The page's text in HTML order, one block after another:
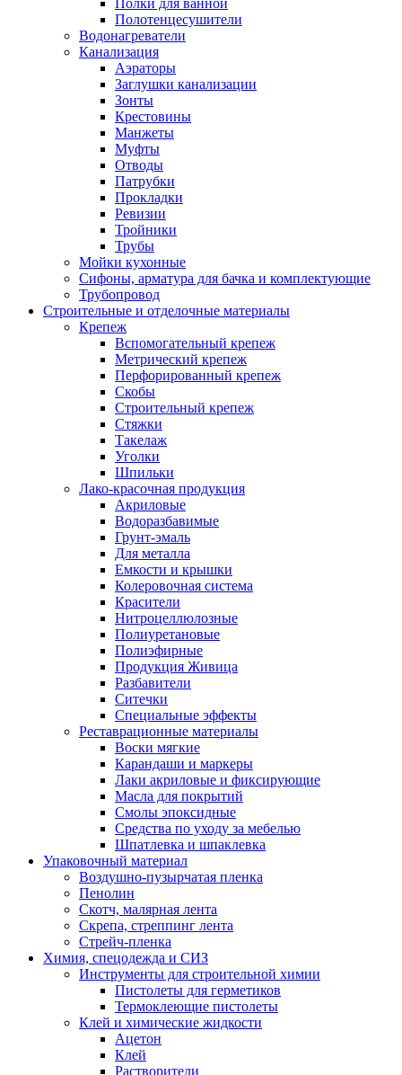
Полки для ванной
Полотенцесушители
Водонагреватели
Канализация
Аэраторы
Заглушки канализации
Зонты
Крестовины
Манжеты
Муфты
Отводы
Патрубки
Прокладки
Ревизии
Тройники
Трубы
Мойки кухонные
Сифоны, арматура для бачка и комплектующие
Трубопровод
Строительные и отделочные материалы
Крепеж
Вспомогательный крепеж
Метрический крепеж
Перфорированный крепеж
Скобы
Строительный крепеж
Стяжки
Такелаж
Уголки
Шпильки
Лако-красочная продукция
Акриловые
Водоразбавимые
Грунт-эмаль
Для металла
Емкости и крышки
Колеровочная система
Красители
Нитроцеллюлозные
Полиуретановые
Полиэфирные
Продукция Живица
Разбавители
Ситечки
Специальные эффекты
Реставрационные материалы
Воски мягкие
Карандаши и маркеры
Лаки акриловые и фиксирующие
Масла для покрытий
Смолы эпоксидные
Средства по уходу за мебелью
Шпатлевка и шпаклевка
Упаковочный материал
Воздушно-пузырчатая пленка
Пенолин
Скотч, малярная лента
Скрепа, стреппинг лента
Стрейч-пленка
Химия, спецодежда и СИЗ
Инструменты для строительной химии
Пистолеты для герметиков
Термоклеющие пистолеты
Клей и химические жидкости
Ацетон
Клей
Растворители